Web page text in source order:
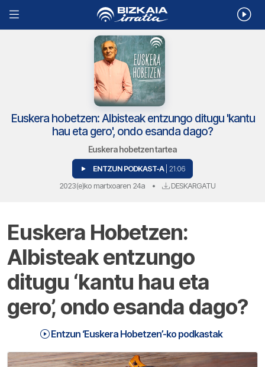
Euskera hobetzen: Albisteak entzungo ditugu 'kantu
hau eta gero', ondo esanda dago?
Euskera hobetzen tartea
ENTZUN PODKAST-A | 21:06
2023(e)ko martxoaren 24a • DESKARGATU
Euskera Hobetzen:
Albisteak entzungo
ditugu ‘kantu hau eta
gero’, ondo esanda dago?
Entzun ‘Euskera Hobetzen’-ko podkastak